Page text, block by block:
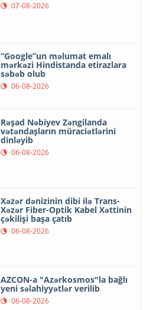
07-08-2026
“Google”un məlumat emalı
mərkəzi Hindistanda etirazlara
səbəb olub
06-08-2026
Rəşad Nəbiyev Zəngilanda
vətəndaşların müraciətlərini
dinləyib
06-08-2026
Xəzər dənizinin dibi ilə Trans-
Xəzər Fiber-Optik Kabel Xəttinin
çəkilişi başa çatıb
06-08-2026
AZCON-a "Azərkosmos"la bağlı
yeni səlahiyyətlər verilib
06-08-2026